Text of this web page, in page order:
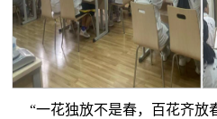
“一花独放不是春，百花齐放